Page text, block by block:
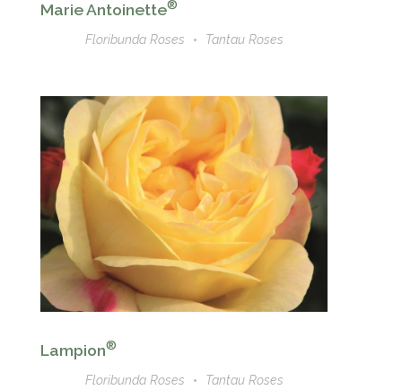
Marie Antoinette®
Floribunda Roses Tantau Roses
Lampion®
Floribunda Roses Tantau Roses